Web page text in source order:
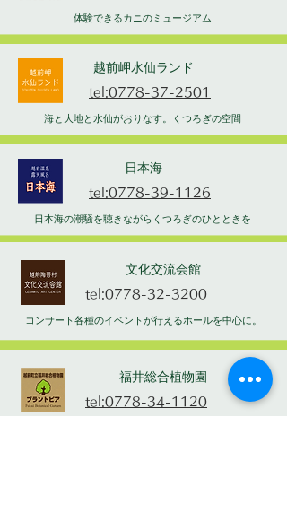
体験できるカニのミュージアム
越前岬水仙ランド
tel:0778-37-2501
海と大地と水仙がおりなす。くつろぎの空間
日本海
tel:0778-39-1126
日本海の潮騒を聴きながらくつろぎのひとときを
文化交流会館
tel:0778-32-3200
コンサート各種のイベントが行えるホールを中心に。
福井総合植物園
tel:0778-34-1120